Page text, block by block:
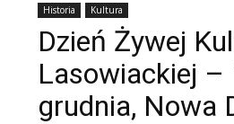
Historia Kultura
Dzień Żywej
Lasowiackiej –
grudnia, Nowa